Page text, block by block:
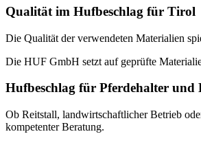
Qualität im Hufbeschlag für Tirol
Die Qualität der verwendeten Materialien
Die HUF GmbH setzt auf geprüfte
Hufbeschlag für Pferdehalter und
Ob Reitstall, landwirtschaftlicher Betrieb
kompetenter Beratung.